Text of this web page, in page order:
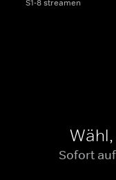
S1-8 streamen
Sofort